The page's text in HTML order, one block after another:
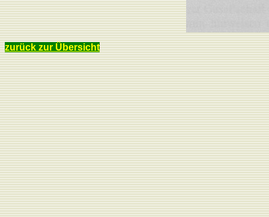
zurück zur Übersicht